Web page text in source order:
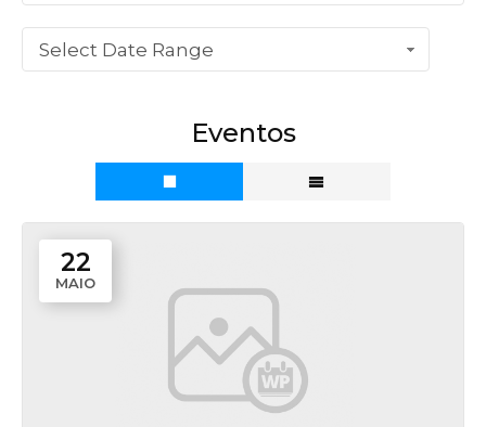
Select Date Range
Eventos
22
MAIO